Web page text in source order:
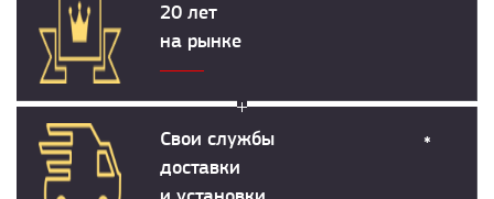
20 лет
на рынке
Свои службы
доставки
*